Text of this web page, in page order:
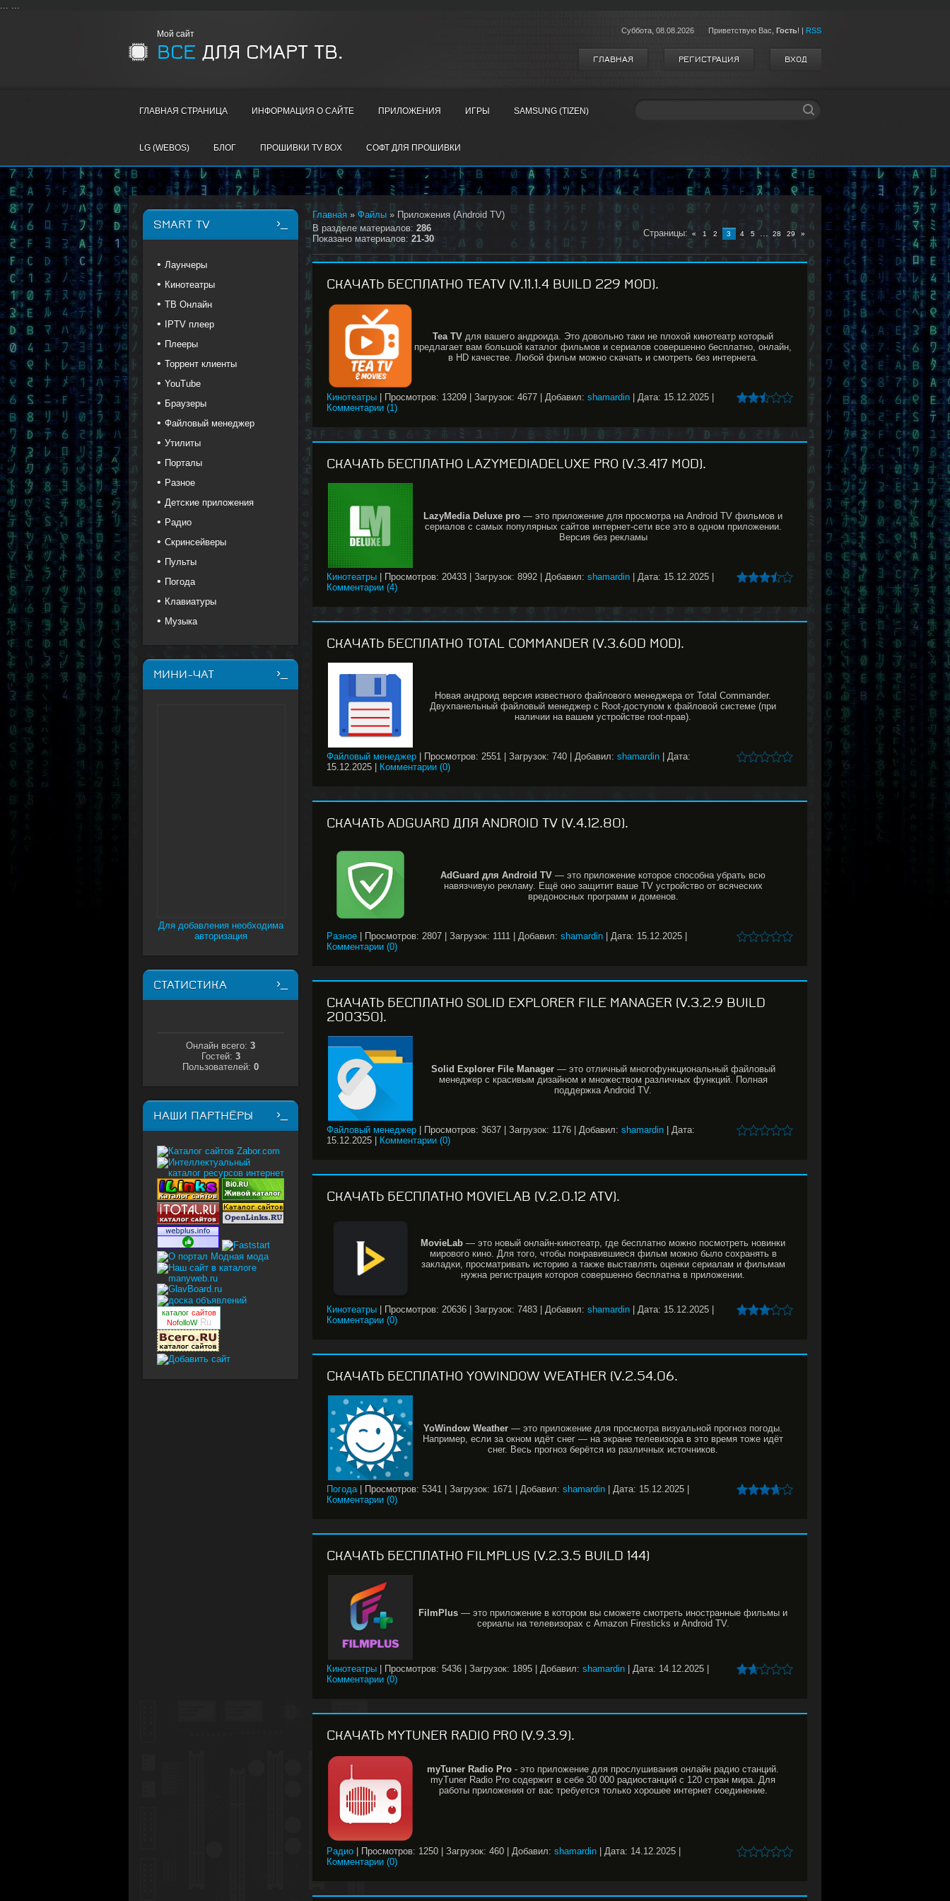
... ...
Мой сайт
ВСЕ ДЛЯ СМАРТ ТВ.
Суббота, 08.08.2026 Приветствую Вас Гость! | RSS
ГЛАВНАЯ РЕГИСТРАЦИЯ ВХОД
ГЛАВНАЯ СТРАНИЦА ИНФОРМАЦИЯ О САЙТЕ ПРИЛОЖЕНИЯ ИГРЫ SAMSUNG (TIZEN)
LG (WEBOS) БЛОГ ПРОШИВКИ TV BOX СОФТ ДЛЯ ПРОШИВКИ
Главная » Файлы » Приложения (Android TV)
В разделе материалов: 286
Показано материалов: 21-30
Страницы: « 1 2 3 4 5 ... 28 29 »
СКАЧАТЬ БЕСПЛАТНО TЕATV (V.11.1.4 BUILD 229 MOD).
Tea TV для вашего андроида. Это довольно таки не плохой кинотеатр который
предлагает вам большой каталог фильмов и сериалов совершенно бесплатно, онлайн,
в HD качестве. Любой фильм можно скачать и смотреть без интернета.
Кинотеатры Просмотров: 13209 Загрузок: 4677 Добавил: shamardin Дата: 15.12.2025
Комментарии (1)
СКАЧАТЬ БЕСПЛАТНО LAZYMEDIADELUXE PRO (V.3.417 MOD).
LazyMedia Deluxe pro — это приложение для просмотра на Android TV фильмов и
сериалов с самых популярных сайтов интернет-сети все это в одном приложении.
Версия без рекламы
Кинотеатры Просмотров: 20433 Загрузок: 8992 Добавил: shamardin Дата: 15.12.2025
Комментарии (4)
СКАЧАТЬ БЕСПЛАТНО TOTAL COMMANDER (V.3.60D MOD).
Новая андроид версия известного файлового менеджера от Total Commander.
Двухпанельный файловый менеджер с Root-доступом к файловой системе (при
наличии на вашем устройстве root-прав).
Файловый менеджер Просмотров: 2551 Загрузок: 740 Добавил: shamardin
Дата:
15.12.2025
Комментарии (0)
СКАЧАТЬ ADGUARD ДЛЯ ANDROID TV (V.4.12.80).
AdGuard для Android TV — это приложение которое способна убрать всю
навязчивую рекламу. Ещё оно защитит ваше TV устройство от всяческих
вредоносных программ и доменов.
Разное Просмотров: 2807 Загрузок: 1111 Добавил: shamardin Дата: 15.12.2025
Комментарии (0)
СКАЧАТЬ БЕСПЛАТНО SOLID EXPLORER FILE MANAGER (V.3.2.9 BUILD
200350).
Solid Explorer File Manager— это отличный многофункциональный файловый
менеджер с красивым дизайном и множеством различных функций. Полная
поддержка Android TV.
Файловый менеджер Просмотров: 3637 Загрузок: 1176 Добавил: shamardin
Дата:
15.12.2025
Комментарии (0)
СКАЧАТЬ БЕСПЛАТНО MOVIELAB (V.2.0.12 ATV).
MovieLab — это новый онлайн-кинотеатр, где бесплатно можно посмотреть новинки
мирового кино. Для того, чтобы понравившиеся фильм можно было сохранять в
закладки, просматривать историю а также выставлять оценки сериалам и фильмам
нужна регистрация котороя совершенно бесплатна в приложении.
Кинотеатры Просмотров: 20636 Загрузок: 7483 Добавил: shamardin Дата: 15.12.2025
Комментарии (0)
СКАЧАТЬ БЕСПЛАТНО YOWINDOW WEATHER (V.2.54.06.
YoWindow Weather — это приложение для просмотра визуальной прогноз погоды.
Например, если за окном идёт снег — на экране телевизора в это время тоже идёт
снег. Весь прогноз берётся из различных источников.
Погода| Просмотров: 5341 Загрузок: 1671 Добавил: shamardin Дата: 15.12.2025
Комментарии (0)
СКАЧАТЬ БЕСПЛАТНО FILMPLUS (V.2.3.5 BUILD 144)
FilmPlus — это приложение в котором вы сможете смотреть иностранные фильмы и
сериалы на телевизорах с Amazon Firesticks и Android TV.
Кинотеатры Просмотров: 5436 Загрузок: 1895 Добавил: shamardin Дата: 14.12.2025
Комментарии (0)
СКАЧАТЬ MYTUNER RADIO PRO (V.9.3.9).
myTuner Radio Pro - это приложение для прослушивания онлайн радио станций.
myTuner Radio Pro содержит в себе 30 000 радиостанций с 120 стран мира. Для
работы приложения от вас требуется только хорошее интернет соединение.
Радио Просмотров: 1250 Загрузок: 460 Добавил: shamardin Дата: 14.12.2025
Комментарии (0)
SMART TV
Лаунчеры
Кинотеатры
ТВ Онлайн
IPTV плеер
Плееры
Торрент клиенты
YouTube
Браузеры
Файловый менеджер
Утилиты
Порталы
Разное
Детские приложения
Радио
Скринсейверы
Пульты
Погода
Клавиатуры
Музыка
МИНИ-ЧАТ
Для добавления необходима
авторизация
СТАТИСТИКА
Онлайн всего: 3
Гостей: 3
Пользователей: 0
НАШИ ПАРТНЁРЫ
каталог сайтов
NofolloW.Ru